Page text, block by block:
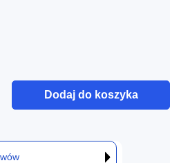
Dodaj do koszyka